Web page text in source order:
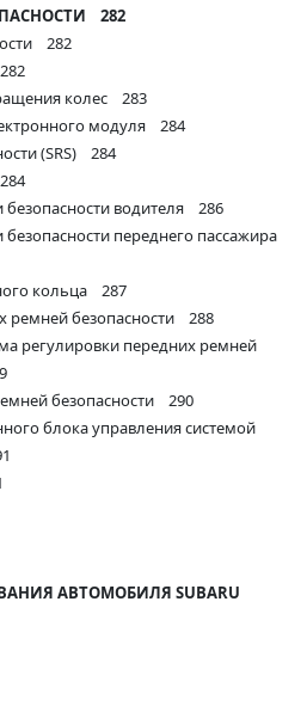
282
282
колес 283
модуля 284
(SRS) 284
безопасности водителя 286
переднего пассажира
кольца 287
ремней безопасности 288
регулировки передних ремней
безопасности 290
блока управления системой
АВТОМОБИЛЯ SUBARU